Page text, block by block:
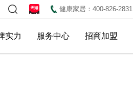
健康家居：400-826-2831
实力 服务中心 招商加盟